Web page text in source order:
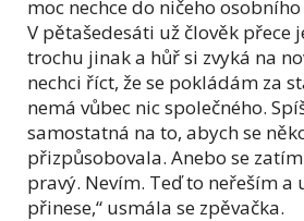
moc nechce do ničeho
V pětašedesáti už člověk přece
trochu jinak a hůř si zvyká na
nechci říct, že se pokládám za
nemá vůbec nic společného.
samostatná na to, abych se
přizpůsobovala. Anebo se
pravý. Nevím. Teď to neřeším a
přinese,“ usmála se zpěvačka.